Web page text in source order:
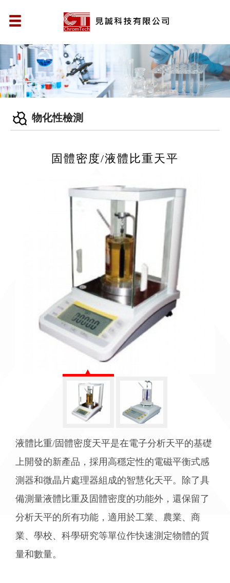
物化性檢測
固體密度/液體比重天平
液體比重/固體密度天平是在電子分析天平的基礎
上開發的新產品，採用高穩定性的電磁平衡式感
測器和微晶片處理器組成的智慧化天平。除了具
備測量液體比重及固體密度的功能外，還保留了
分析天平的所有功能，適用於工業、農業、商
業、學校、科學研究等單位作快速測定物體的質
量和數量。